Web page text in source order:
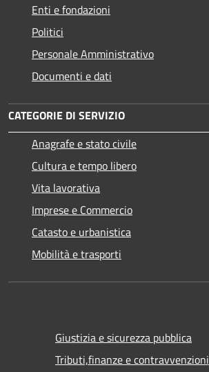
Enti e fondazioni
Politici
Personale Amministrativo
Documenti e dati
CATEGORIE DI SERVIZIO
Anagrafe e stato civile
Cultura e tempo libero
Vita lavorativa
Imprese e Commercio
Catasto e urbanistica
Mobilità e trasporti
Giustizia e sicurezza pubblica
Tributi,finanze e contravvenzioni